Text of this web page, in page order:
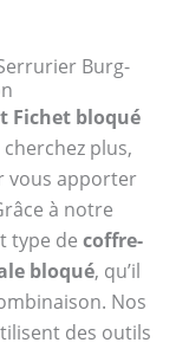
Burg-
Fichet bloqué
cherchez plus,
vous apporter
à notre
type de coffre-
bloqué, qu’il
Nos
des outils